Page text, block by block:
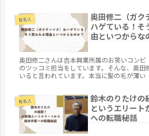
有名人
奥田修二（ガク
ハゲている！そ
由といつからな
奥田修二さんは吉本興業所属のお笑いコンビ
のツッコミ担当をしています。そんな、奥田
いると言われています。本当に髪の毛が薄い
有名人
鈴木のりたけの
というエリート
への転職秘話